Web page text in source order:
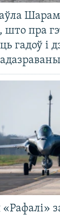
што пра
гадоў і